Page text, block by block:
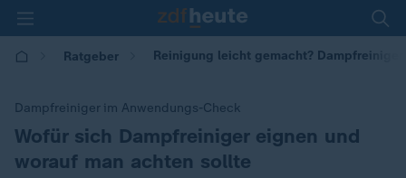
Ratgeber Reinigung leicht gemacht?
Dampfreiniger im Anwendungs-Check
:
Wofür sich Dampfreiniger eignen und
worauf man achten sollte